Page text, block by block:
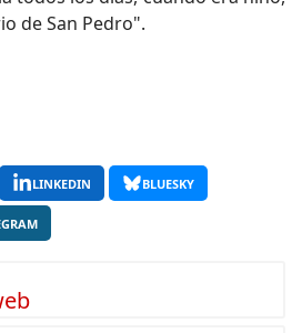
de San Pedro".
LINKEDIN BLUESKY